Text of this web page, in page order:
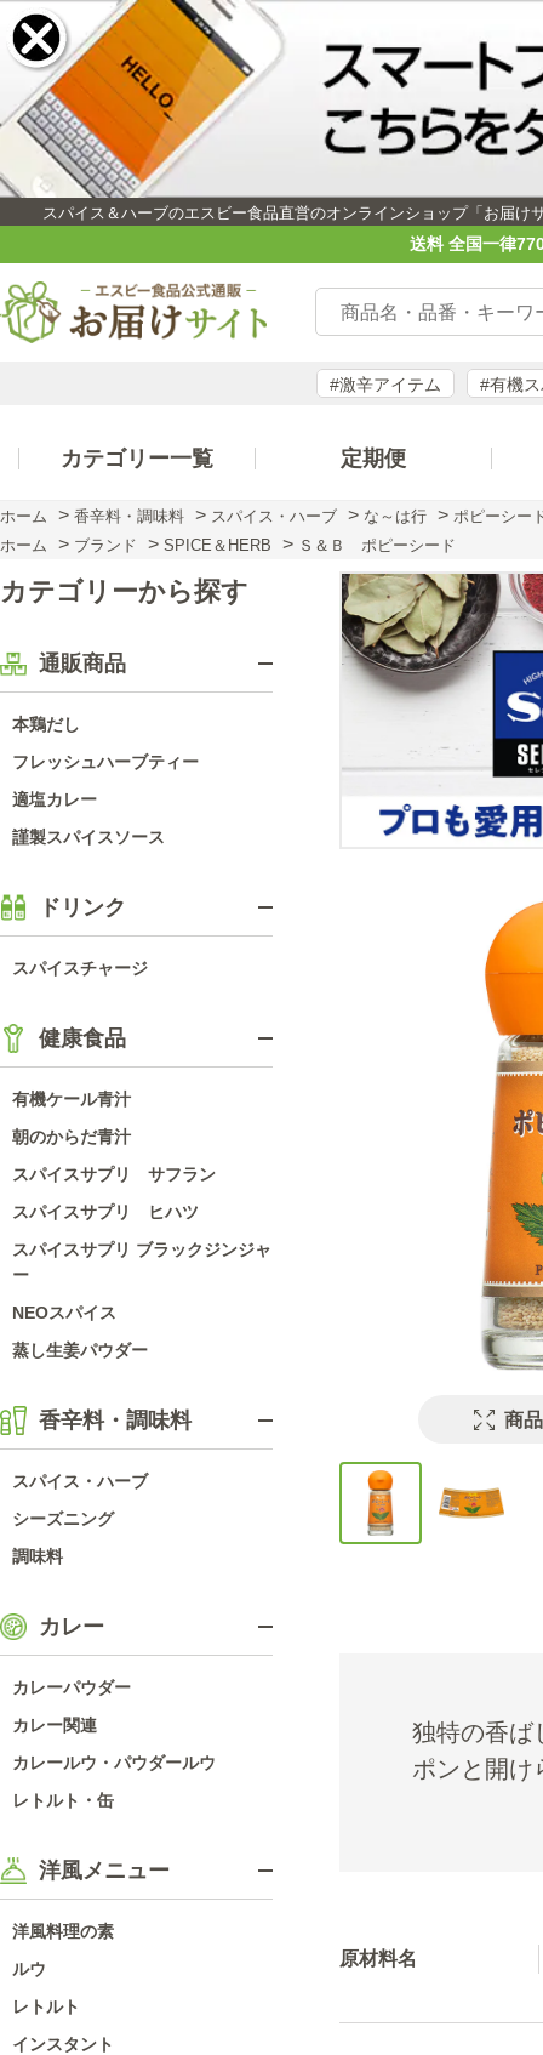
スパイス＆ハーブのエスビー食品直営のオンラインショップ「お届け
送料 全国一律
#激辛アイテム #有機
カテゴリー一覧 定期便
ホーム > 香辛料・調味料 > スパイス・ハーブ > な～は行 > ポピーシー
ホーム
> ブランド > SPICE＆HERB > Ｓ＆Ｂ ポピーシード
カテゴリーから探す
通販商品
本鶏だし
フレッシュハーブティー
適塩カレー
謹製スパイスソース
ドリンク
スパイスチャージ
健康食品
有機ケール青汁
朝のからだ青汁
スパイスサプリ サフラン
スパイスサプリ ヒハツ
スパイスサプリ ブラックジンジャ
ー
NEOスパイス
蒸し生姜パウダー
香辛料・調味料
スパイス・ハーブ
シーズニング
調味料
カレー
カレーパウダー
カレー関連
カレールウ・パウダールウ
レトルト・缶
洋風メニュー
洋風料理の素
ルウ
レトルト
インスタント
商
独特の香ば
ポンと開け
原材料名